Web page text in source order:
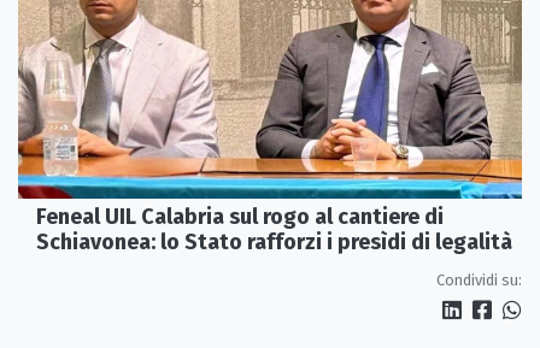
Feneal UIL Calabria sul rogo al cantiere di
Schiavonea: lo Stato rafforzi i presìdi di legalità
Condividi su: